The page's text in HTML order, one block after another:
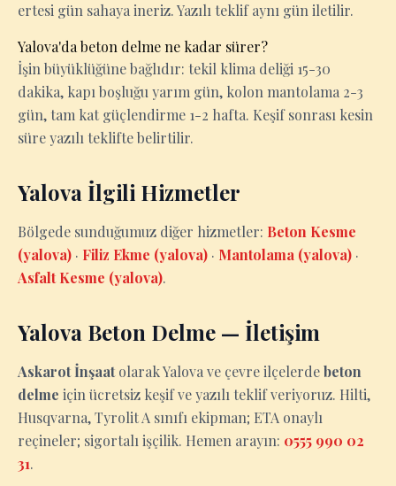
ertesi gün sahaya ineriz. Yazılı teklif aynı gün iletilir.
Yalova'da beton delme ne kadar sürer?
İşin büyüklüğüne bağlıdır: tekil klima deliği 15-30
dakika, kapı boşluğu yarım gün, kolon mantolama 2-3
gün, tam kat güçlendirme 1-2 hafta. Keşif sonrası kesin
süre yazılı teklifte belirtilir.
Yalova İlgili Hizmetler
Bölgede sunduğumuz diğer hizmetler: Beton Kesme
(yalova) · Filiz Ekme (yalova) · Mantolama (yalova) ·
Asfalt Kesme (yalova).
Yalova Beton Delme — İletişim
Askarot İnşaatolarak Yalova ve çevre ilçelerdebeton
delme için ücretsiz keşif ve yazılı teklif veriyoruz. Hilti,
Husqvarna, Tyrolit A sınıfı ekipman; ETA onaylı
reçineler; sigortalı işçilik. Hemen arayın: 0555 990 02
31.